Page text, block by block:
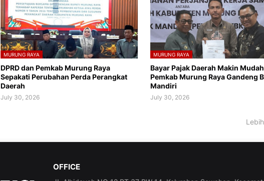
MURUNG RAYA
DPRD dan Pemkab Murung Raya
Sepakati Perubahan Perda Perangkat
Daerah
July 30, 2026
MURUNG RAYA
Bayar Pajak Daerah Makin
Pemkab Murung Raya Gandeng
Mandiri
July 30, 2026
OFFICE